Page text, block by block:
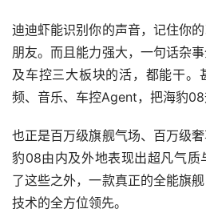
迪迪虾能识别你的声音，记住你
朋友。而且能力强大，一句话杂
及车控三大板块的活，都能干。
频、音乐、车控Agent，把海豹08
也正是百万级旗舰气场、百万级
豹08由内及外地表现出超凡气质
了这些之外，一款真正的全能旗
技术的全方位领先。